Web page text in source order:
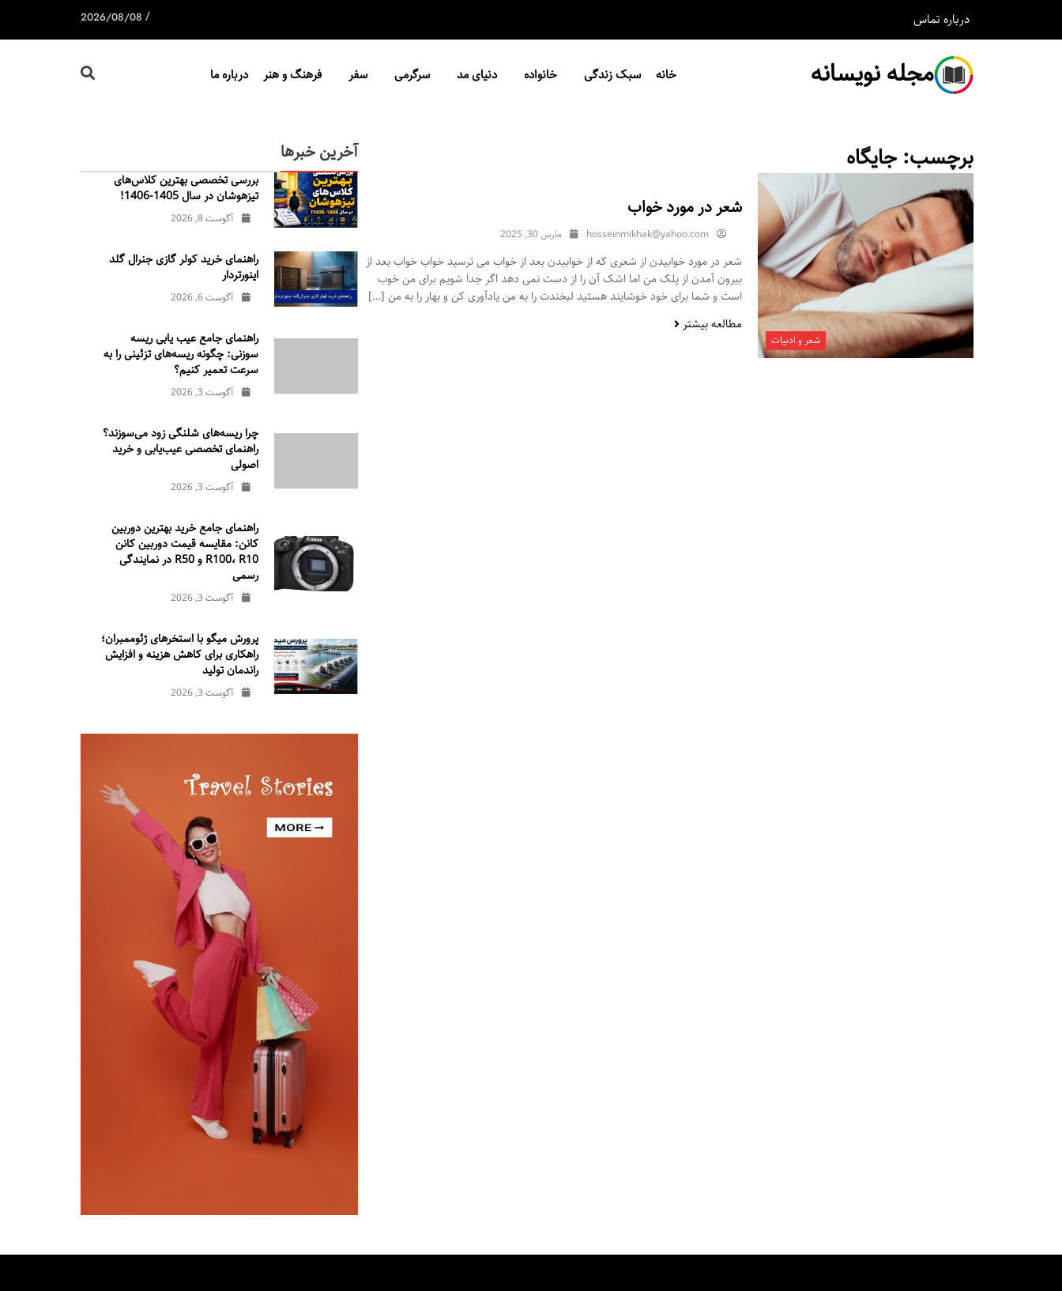
درباره تماس /
2026/08/08
مجله نویسانه خانه سبک زندگی خانواده دنیای مد سرگرمی سفر فرهنگ و هنر درباره ما
برچسب: جایگاه
شعر و ادبیات
شعر در مورد خواب
hosseinmikhak@yahoo.com مارس 30, 2025
شعر در مورد خوابیدن از شعری که از خوابیدن بعد از خواب می ترسید خواب خواب بعد از
بیرون آمدن از پلک من اما اشک آن را از دست نمی دهد اگر جدا شویم برای من خوب
است و شما برای خود خوشایند هستید لبخندت را به من یادآوری کن و بهار را به من […]
مطالعه بیشتر
آخرین خبرها
بررسی تخصصی بهترین کلاس‌های
تیزهوشان در سال 1405-1406!
آگوست 8, 2026
راهنمای خرید کولر گازی جنرال‌ گلد
اینورتر‌دار
آگوست 6, 2026
راهنمای جامع عیب یابی ریسه
سوزنی: چگونه ریسه‌های تزئینی را به
سرعت تعمیر کنیم؟
آگوست 3, 2026
چرا ریسه‌های شلنگی زود می‌سوزند؟
راهنمای تخصصی عیب‌یابی و خرید
اصولی
آگوست 3, 2026
راهنمای جامع خرید بهترین دوربین
کانن: مقایسه قیمت دوربین کانن
R100، R10 و R50 در نمایندگی
رسمی
آگوست 3, 2026
پرورش میگو با استخرهای ژئوممبران؛
راهکاری برای کاهش هزینه و افزایش
راندمان تولید
آگوست 3, 2026